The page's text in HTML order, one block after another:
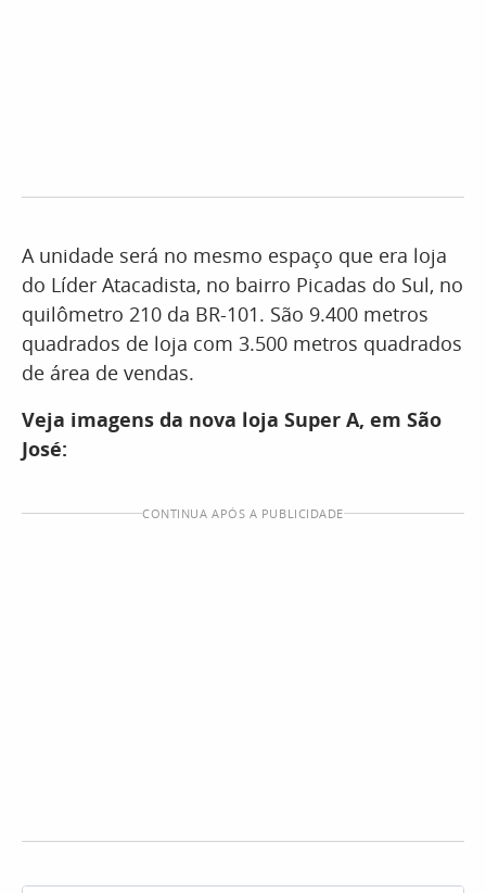
A unidade será no mesmo espaço que era loja
do Líder Atacadista, no bairro Picadas do Sul, no
quilômetro 210 da BR-101. São 9.400 metros
quadrados de loja com 3.500 metros quadrados
de área de vendas.
Veja imagens da nova loja Super A, em São
José:
CONTINUA APÓS A PUBLICIDADE